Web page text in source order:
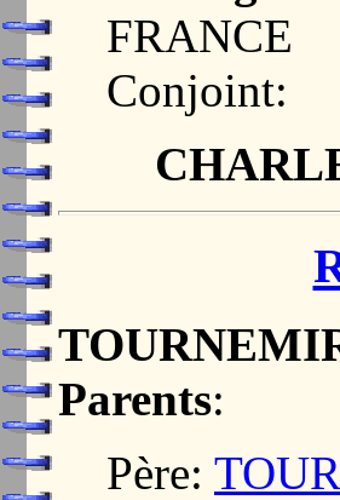
FRANCE
Conjoint:
Parents:
Père: